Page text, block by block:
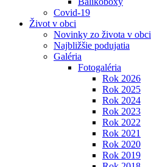
Covid-19
Život v obci
Novinky zo života v obci
Najbližšie podujatia
Galéria
Fotogaléria
Rok 2026
Rok 2025
Rok 2024
Rok 2023
Rok 2022
Rok 2021
Rok 2020
Rok 2019